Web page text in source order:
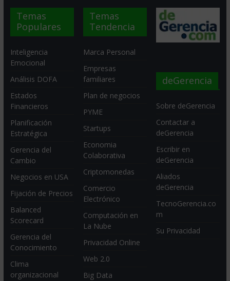
Temas
Populares
Inteligencia
Emocional
Análisis DOFA
Estados
Financieros
Planificación
Estratégica
Gerencia del
Cambio
Negocios en USA
Fijación de Precios
Balanced
Scorecard
Gerencia del
Conocimiento
Clima
organizacional
Temas
Tendencia
Marca Personal
Empresas
familiares
Plan de negocios
PYME
Startups
Economia
Colaborativa
Criptomonedas
Comercio
Electrónico
Computación en
La Nube
Privacidad Online
Web 2.0
Big Data
deGerencia
Sobre deGerencia
Contactar a
deGerencia
Escribir en
deGerencia
Aliados
deGerencia
TecnoGerencia.co
m
Su Privacidad